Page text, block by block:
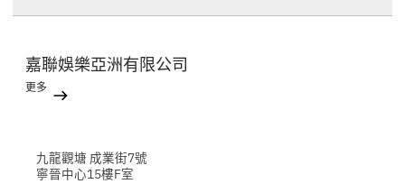
嘉聯娛樂亞洲有限公司
更多
九龍觀塘 成業街7號
寧晉中心15樓F室